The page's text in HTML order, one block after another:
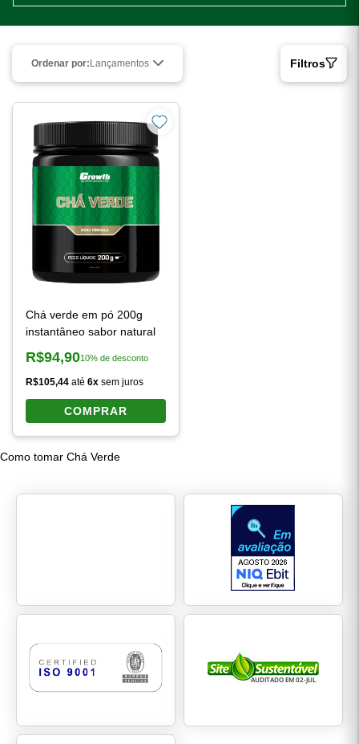
Ordenar por:Lançamentos Filtros
Chá verde em pó 200g
instantâneo sabor natural
Preço à vista:
R$94,9010% de desconto
R$105,44 até6x sem juros
COMPRAR
Como tomar Chá Verde